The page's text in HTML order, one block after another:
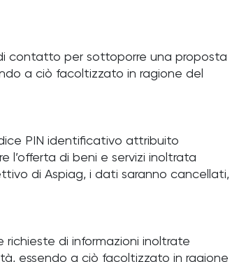
contatto per sottoporre una proposta
a ciò facoltizzato in ragione del
PIN identificativo attribuito
l’offerta di beni e servizi inoltrata
di Aspiag, i dati saranno cancellati,
di informazioni inoltrate
essendo a ciò facoltizzato in ragione